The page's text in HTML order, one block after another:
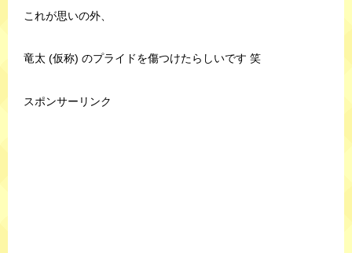
これが思いの外、
竜太 (仮称) のプライドを傷つけたらしいです 笑
スポンサーリンク